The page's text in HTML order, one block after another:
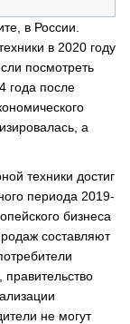
в России.
в 2020 году
посмотреть
года после
а
техники достиг
периода 2019-
бизнеса
составляют
не могут